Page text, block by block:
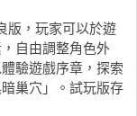
版，玩家可以於遊
自由調整角色外
驗遊戲序章，探索
巢穴」。試玩版存